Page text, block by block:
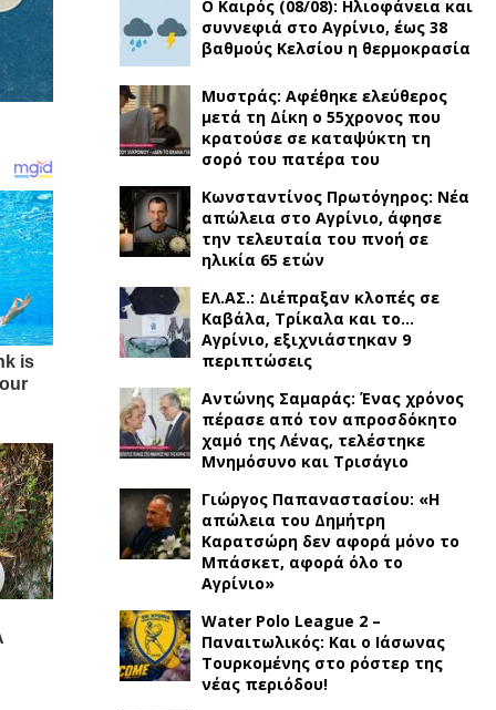
Ο Καιρός (08/08): Ηλιοφάνεια και
συννεφιά στο Αγρίνιο, έως 38
βαθμούς Κελσίου η θερμοκρασία
Μυστράς: Αφέθηκε ελεύθερος
μετά τη Δίκη ο 55χρονος που
κρατούσε σε καταψύκτη τη
σορό του πατέρα του
Κωνσταντίνος Πρωτόγηρος: Νέα
απώλεια στο Αγρίνιο, άφησε
την τελευταία του πνοή σε
ηλικία 65 ετών
ΕΛ.ΑΣ.: Διέπραξαν κλοπές σε
Καβάλα, Τρίκαλα και το…
Αγρίνιο, εξιχνιάστηκαν 9
περιπτώσεις
Αντώνης Σαμαράς: Ένας χρόνος
πέρασε από τον απροσδόκητο
χαμό της Λένας, τελέστηκε
Μνημόσυνο και Τρισάγιο
Γιώργος Παπαναστασίου: «Η
απώλεια του Δημήτρη
Καρατσώρη δεν αφορά μόνο το
Μπάσκετ, αφορά όλο το
Αγρίνιο»
Water Polo League 2 –
Παναιτωλικός: Και ο Ιάσωνας
Τουρκομένης στο ρόστερ της
νέας περιόδου!